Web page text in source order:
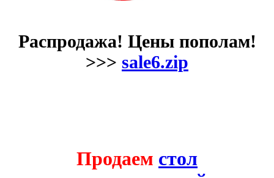
Распродажа! Цены пополам!
>>> sale6.zip
Продаем стол